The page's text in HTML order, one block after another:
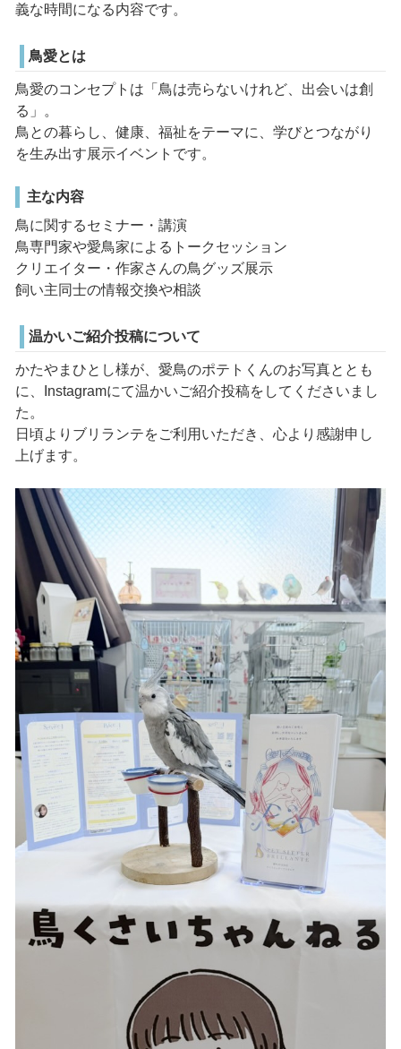
義な時間になる内容です。
鳥愛とは
鳥愛のコンセプトは「鳥は売らないけれど、出会いは創
る」。
鳥との暮らし、健康、福祉をテーマに、学びとつながり
を生み出す展示イベントです。
主な内容
鳥に関するセミナー・講演
鳥専門家や愛鳥家によるトークセッション
クリエイター・作家さんの鳥グッズ展示
飼い主同士の情報交換や相談
温かいご紹介投稿について
かたやまひとし様が、愛鳥のポテトくんのお写真ととも
に、Instagramにて温かいご紹介投稿をしてくださいまし
た。
日頃よりブリランテをご利用いただき、心より感謝申し
上げます。